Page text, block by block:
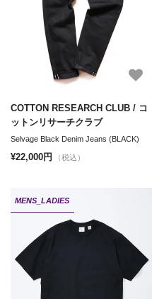
COTTON RESEARCH CLUB / コ
ットンリサーチクラブ
Selvage Black Denim Jeans (BLACK)
¥22,000円 （税込）
MENS_LADIES